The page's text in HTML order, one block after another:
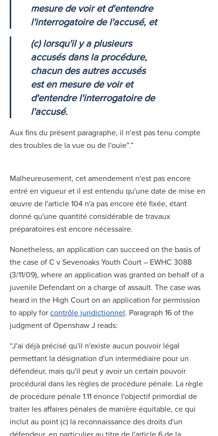
mesure de voir et d'entendre
l'interrogatoire de l'accusé, et
(c) lorsqu'il y a plusieurs
accusés dans la procédure,
chacun des autres accusés
est en mesure de voir et
d'entendre l'interrogatoire de
l'accusé.
Aux fins du présent paragraphe, il n'est pas tenu compte
des troubles de la vue ou de l'ouïe”.”
Malheureusement, cet amendement n'est pas encore
entré en vigueur et il est entendu qu'une date de mise en
œuvre de l'article 104 n'a pas encore été fixée, étant
donné qu'une quantité considérable de travaux
préparatoires est encore nécessaire.
Nonetheless, an application can succeed on the basis of
the case of C v Sevenoaks Youth Court – EWHC 3088
(3/11/09), where an application was granted on behalf of a
juvenile Defendant on a charge of assault. The case was
heard in the High Court on an application for permission
to apply forcontrôle juridictionnel. Paragraph 16 of the
judgment of Openshaw J reads:
“J'ai déjà précisé qu'il n'existe aucun pouvoir légal
permettant la désignation d'un intermédiaire pour un
défendeur, mais qu'il peut y avoir un certain pouvoir
procédural dans les règles de procédure pénale. La règle
de procédure pénale 1.11 énonce l'objectif primordial de
traiter les affaires pénales de manière équitable, ce qui
inclut au point (c) la reconnaissance des droits d'un